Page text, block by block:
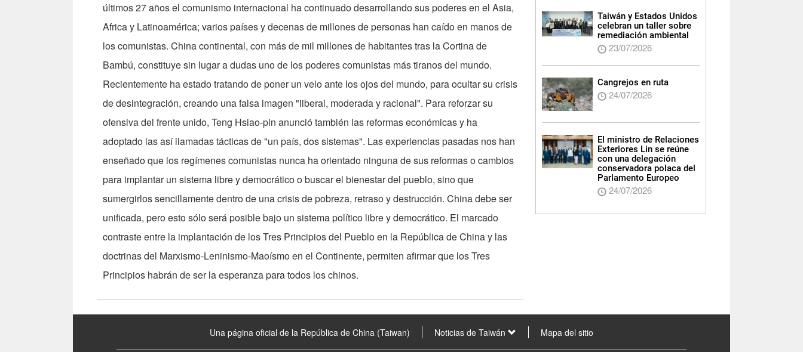
últimos 27 años el comunismo internacional ha continuado desarrollando sus poderes en el Asia,
Africa y Latinoamérica; varios países y decenas de millones de personas han caído en manos de
los comunistas. China continental, con más de mil millones de habitantes tras la Cortina de
Bambú, constituye sin lugar a dudas uno de los poderes comunistas más tiranos del mundo.
Recientemente ha estado tratando de poner un velo ante los ojos del mundo, para ocultar su crisis
de desintegración, creando una falsa imagen "liberal, moderada y racional". Para reforzar su
ofensiva del frente unido, Teng Hsiao-pin anunció también las reformas económicas y ha
adoptado las así llamadas tácticas de "un país, dos sistemas". Las experiencias pasadas nos han
enseñado que los regímenes comunistas nunca ha orientado ninguna de sus reformas o cambios
para implantar un sistema libre y democrático o buscar el bienestar del pueblo, sino que
sumergirlos sencillamente dentro de una crisis de pobreza, retraso y destrucción. China debe ser
unificada, pero esto sólo será posible bajo un sistema político libre y democrático. El marcado
contraste entre la implantación de los Tres Principios del Pueblo en la República de China y las
doctrinas del Marxismo-Leninismo-Maoísmo en el Continente, permiten afirmar que los Tres
Principios habrán de ser la esperanza para todos los chinos.
Taiwán y Estados Unidos
celebran un taller sobre
remediación ambiental
23/07/2026
Cangrejos en ruta
24/07/2026
El ministro de Relaciones
Exteriores Lin se reúne
con una delegación
conservadora polaca del
Parlamento Europeo
24/07/2026
Una página oficial de la República de China (Taiwan) Noticias de Taiwán Mapa del sitio